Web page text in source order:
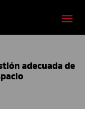
adecuada de